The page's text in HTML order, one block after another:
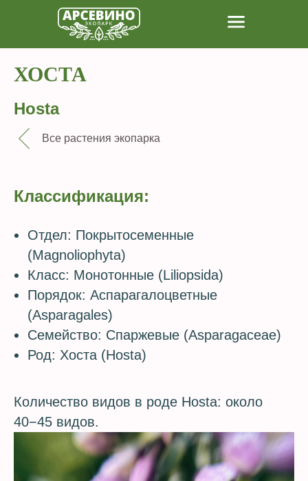
ХОСТА
Hosta
Все растения экопарка
Классификация:
Отдел: Покрытосеменные
(Magnoliophyta)
Класс: Монотонные (Liliopsida)
Порядок: Аспарагалоцветные
(Asparagales)
Семейство: Спаржевые (Asparagaceae)
Род: Хоста (Hosta)
Количество видов в роде Hosta: около
40−45 видов.